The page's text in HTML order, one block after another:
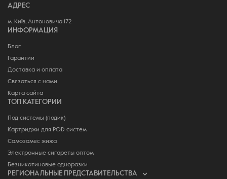
АДРЕС
м. Київ, Антоновича 172
ИНФОРМАЦИЯ
Блог
Гарантии
Доставка и оплата
Связаться с нами
Карта сайта
ТОП КАТЕГОРИИ
Под системы (подик)
Картриджи для POD систем
Самозамес жижа
Электронные сигареты оптом
Безникотиновые одноразки
РЕГИОНАЛЬНЫЕ ПРЕДСТАВИТЕЛЬСТВА